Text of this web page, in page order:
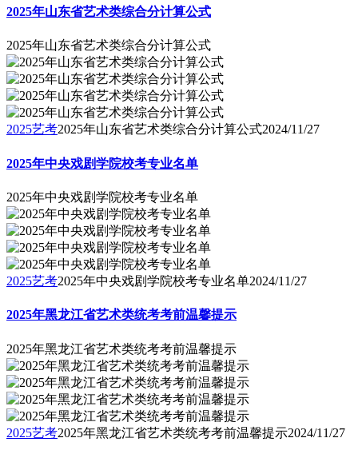
2025年山东省艺术类综合分计算公式
2025年山东省艺术类综合分计算公式
2025艺考2025年山东省艺术类综合分计算公式2024/11/27
2025年中央戏剧学院校考专业名单
2025年中央戏剧学院校考专业名单
2025艺考2025年中央戏剧学院校考专业名单2024/11/27
2025年黑龙江省艺术类统考考前温馨提示
2025年黑龙江省艺术类统考考前温馨提示
2025艺考2025年黑龙江省艺术类统考考前温馨提示2024/11/27